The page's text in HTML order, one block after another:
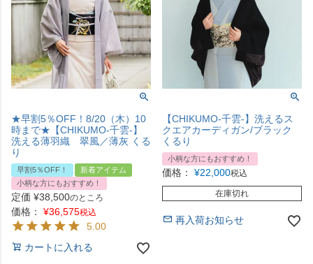
★早割5％OFF！8/20（木）10
時まで★【CHIKUMO-千雲-】
洗える薄羽織 翠風／薄灰 くる
り
早割5％OFF！
新着アイテム
小柄な方にもおすすめ！
定価 ¥38,500のところ
価格： ¥36,575税込
5.00
カートに入れる
【CHIKUMO-千雲-】洗えるス
クエアカーディガン/ブラック
くるり
小柄な方にもおすすめ！
価格： ¥22,000税込
在庫切れ
再入荷お知らせ